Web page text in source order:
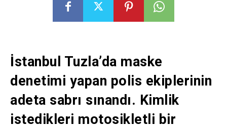
İstanbul Tuzla’da maske
denetimi yapan polis ekiplerinin
adeta sabrı sınandı. Kimlik
istedikleri motosikletli bir